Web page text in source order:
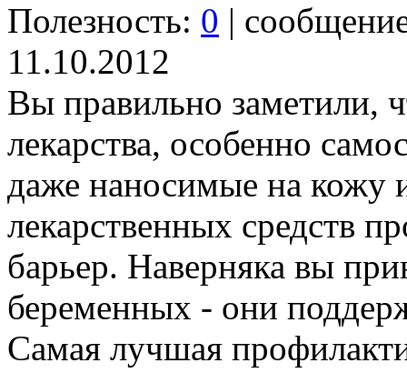
Полезность: 0 |
11.10.2012
Вы правильно заметили,
лекарства, особенно
даже наносимые на кожу
лекарственных средств
барьер. Наверняка вы
беременных - они
Самая лучшая